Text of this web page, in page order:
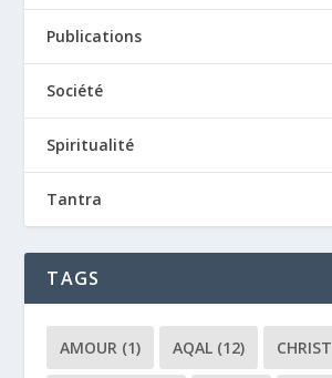
Publications
Société
Spiritualité
Tantra
TAGS
AMOUR (1) AQAL (12) CHRIST